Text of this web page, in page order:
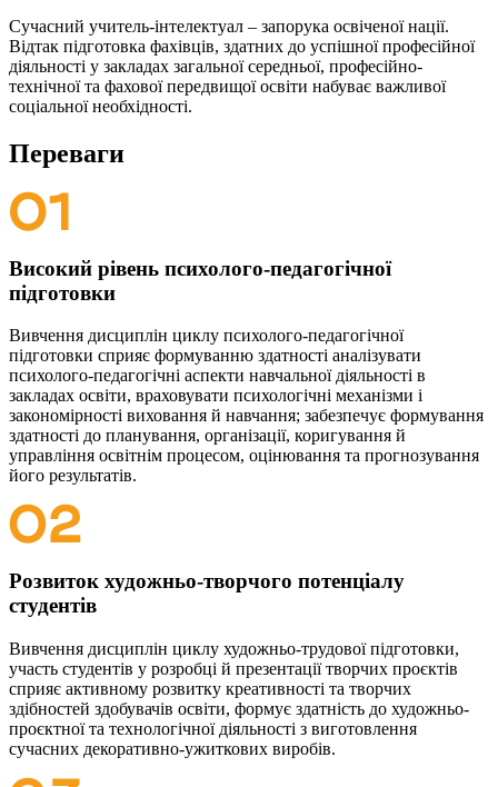
Сучасний учитель-інтелектуал – запорука освіченої нації.
Відтак підготовка фахівців, здатних до успішної професійної
діяльності у закладах загальної середньої, професійно-
технічної та фахової передвищої освіти набуває важливої
соціальної необхідності.
Переваги
Високий рівень психолого-педагогічної
підготовки
Вивчення дисциплін циклу психолого-педагогічної
підготовки сприяє формуванню здатності аналізувати
психолого-педагогічні аспекти навчальної діяльності в
закладах освіти, враховувати психологічні механізми і
закономірності виховання й навчання; забезпечує формування
здатності до планування, організації, коригування й
управління освітнім процесом, оцінювання та прогнозування
його результатів.
Розвиток художньо-творчого потенціалу
студентів
Вивчення дисциплін циклу художньо-трудової підготовки,
участь студентів у розробці й презентації творчих проєктів
сприяє активному розвитку креативності та творчих
здібностей здобувачів освіти, формує здатність до художньо-
проєктної та технологічної діяльності з виготовлення
сучасних декоративно-ужиткових виробів.